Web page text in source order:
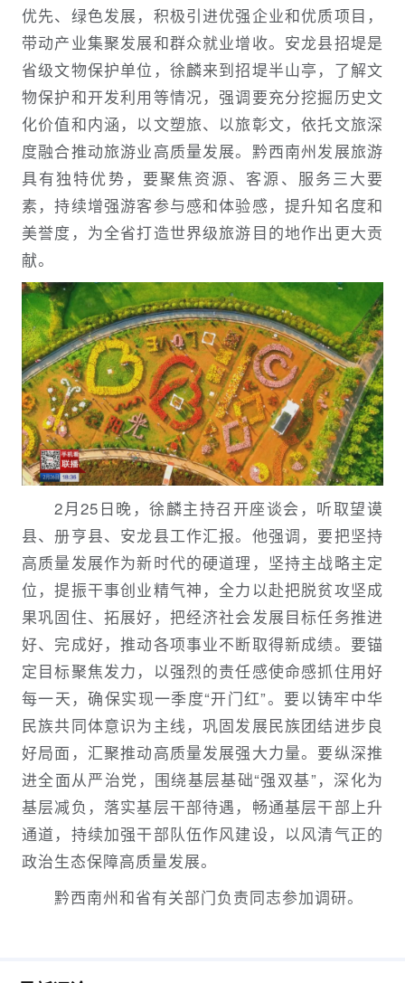
优先、绿色发展，积极引进优强企业和优质项目，
带动产业集聚发展和群众就业增收。安龙县招堤是
省级文物保护单位，徐麟来到招堤半山亭，了解文
物保护和开发利用等情况，强调要充分挖掘历史文
化价值和内涵，以文塑旅、以旅彰文，依托文旅深
度融合推动旅游业高质量发展。黔西南州发展旅游
具有独特优势，要聚焦资源、客源、服务三大要
素，持续增强游客参与感和体验感，提升知名度和
美誉度，为全省打造世界级旅游目的地作出更大贡
献。
2月25日晚，徐麟主持召开座谈会，听取望谟
县、册亨县、安龙县工作汇报。他强调，要把坚持
高质量发展作为新时代的硬道理，坚持主战略主定
位，提振干事创业精气神，全力以赴把脱贫攻坚成
果巩固住、拓展好，把经济社会发展目标任务推进
好、完成好，推动各项事业不断取得新成绩。要锚
定目标聚焦发力，以强烈的责任感使命感抓住用好
每一天，确保实现一季度“开门红”。要以铸牢中华
民族共同体意识为主线，巩固发展民族团结进步良
好局面，汇聚推动高质量发展强大力量。要纵深推
进全面从严治党，围绕基层基础“强双基”，深化为
基层减负，落实基层干部待遇，畅通基层干部上升
通道，持续加强干部队伍作风建设，以风清气正的
政治生态保障高质量发展。
黔西南州和省有关部门负责同志参加调研。